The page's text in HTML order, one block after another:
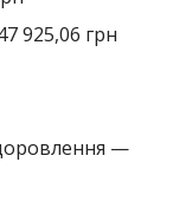
925,06 грн
—